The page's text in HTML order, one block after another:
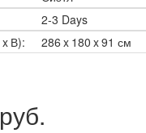
2-3 Days
В):
286 x 180 x 91 см